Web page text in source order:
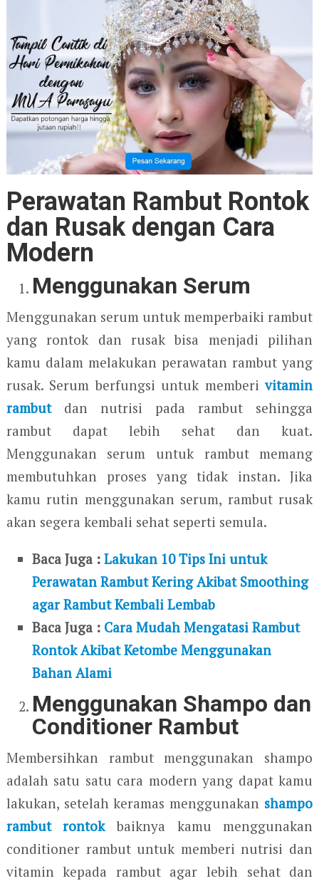
Perawatan Rambut Rontok
dan Rusak dengan Cara
Modern
Menggunakan Serum
Menggunakan serum untuk memperbaiki rambut
yang rontok dan rusak bisa menjadi pilihan
kamu dalam melakukan perawatan rambut yang
rusak. Serum berfungsi untuk memberivitamin
rambutdan nutrisi pada rambut sehingga
rambut dapat lebih sehat dan kuat.
Menggunakan serum untuk rambut memang
membutuhkan proses yang tidak instan. Jika
kamu rutin menggunakan serum, rambut rusak
akan segera kembali sehat seperti semula.
Baca Juga :Lakukan 10 Tips Ini untuk
Perawatan Rambut Kering Akibat Smoothing
agar Rambut Kembali Lembab
Baca Juga : Cara Mudah Mengatasi Rambut
Rontok Akibat Ketombe Menggunakan
Bahan Alami
Menggunakan Shampo dan
Conditioner Rambut
Membersihkan rambut menggunakan shampo
adalah satu satu cara modern yang dapat kamu
lakukan, setelah keramas menggunakan shampo
rambut rontokbaiknya kamu menggunakan
conditioner rambut untuk memberi nutrisi dan
vitamin kepada rambut agar lebih sehat dan